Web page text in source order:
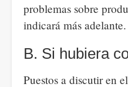
problemas sobre
indicará más adelante.
B. Si hubiera
Puestos a discutir en